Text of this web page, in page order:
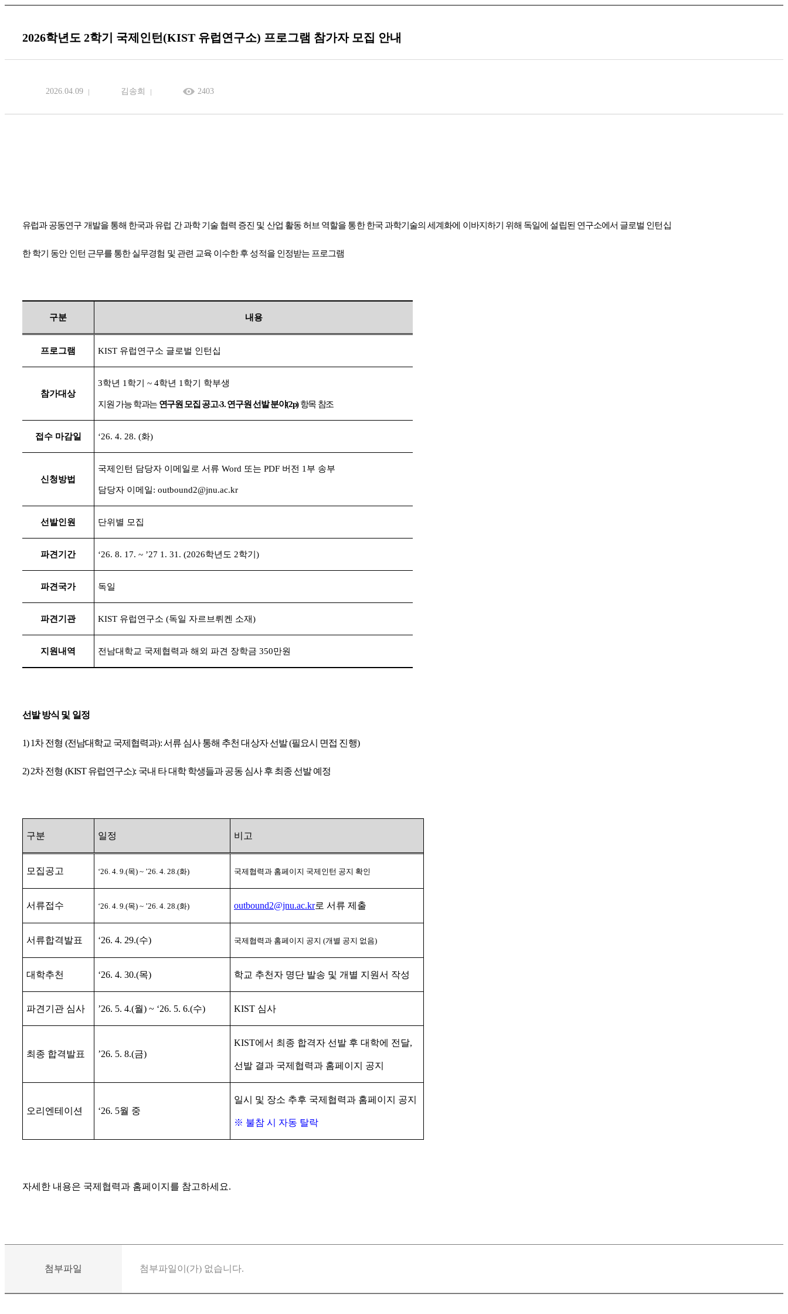
2026학년도 2학기 국제인턴(KIST 유럽연구소) 프로그램 참가자 모집 안내
2026.04.09 김송희 2403
유럽과 공동연구 개발을 통해 한국과 유럽 간 과학 기술 협력 증진 및 산업 활동 허브 역할을 통한 한국 과학기술의 세계화에 이바지하기 위해 독일에 설립된 연구소에서 글로벌 인턴십
한 학기 동안 인턴 근무를 통한 실무경험 및 관련 교육 이수한 후 성적을 인정받는 프로그램
구분 내용
프로그램 KIST 유럽연구소 글로벌 인턴십
참가대상
3학년 1 학기 ~ 4학년 1 학기 학부생
지원 가능 학과는 연구원 모집 공고-3.연구원 선발 분야(2p) 항목 참조
접수 마감일 ‘26. 4. 28. (화)
신청방법
국제인턴 담당자 이메일로 서류 Word 또는 PDF 버전 1 부 송부
담당자 이메일: outbound2@jnu.ac.kr
선발인원 단위별 모집
파견기간 ‘26. 8. 17. ~ ’27 1. 31. (2026학년도 2학기 )
파견국가 독일
파견기관 KIST 유럽연구소 (독일 자르브뤼켄 소재)
지원내역 전남대학교 국제협력과 해외 파견 장학금 350만원
선발 방식 및 일정
1) 1차 전형 (전남대학교 국제협력과):서류 심사 통해 추천 대상자 선발(필요시 면접 진행)
2) 2차 전형 (KIST유럽연구소): 국내 타 대학 학생들과 공동 심사 후 최종 선발 예정
구분 일정 비고
모집공고 ‘26. 4. 9.(목) ~ ’26. 4. 28.(화) 국제협력과 홈페이지 국제인턴 공지 확인
서류접수 ‘26. 4. 9.(목) ~ ’26. 4. 28.(화) outbound2@jnu.ac.kr로 서류 제출
서류합격발표 ‘26. 4. 29.(수) 국제협력과 홈페이지 공지 (개별 공지 없음)
대학추천 ‘26. 4. 30.(목) 학교 추천자 명단 발송 및 개별 지원서 작성
파견기관 심사 ’26. 5. 4.(월) ~ ‘26. 5. 6.(수) KIST 심사
최종 합격발표 ’26. 5. 8.(금)
KIST에서 최종 합격자 선발 후 대학에 전달,
선발 결과 국제협력과 홈페이지 공지
오리엔테이션 ‘26. 5월 중
일시 및 장소 추후 국제협력과 홈페이지 공지
※ 불참 시 자동 탈락
자세한 내용은 국제협력과 홈페이지를 참고하세요.
첨부파일 첨부파일이(가) 없습니다.